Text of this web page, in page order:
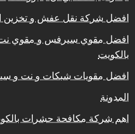
افضل شركة نقل عفش و تخزين
افضل مقوي سيرفس و مقوي
بالكويت
افضل مقويات شبكات و نت و
المدونة
اهم شركة مكافحة حشرات